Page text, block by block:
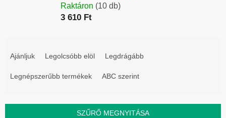
Raktáron (10 db)
3 610 Ft
eAjánljuk Legolcsóbb elöl Legdrágább
Legnépszerűbb termékek ABC szerint
SZŰRŐ MEGNYITÁSA